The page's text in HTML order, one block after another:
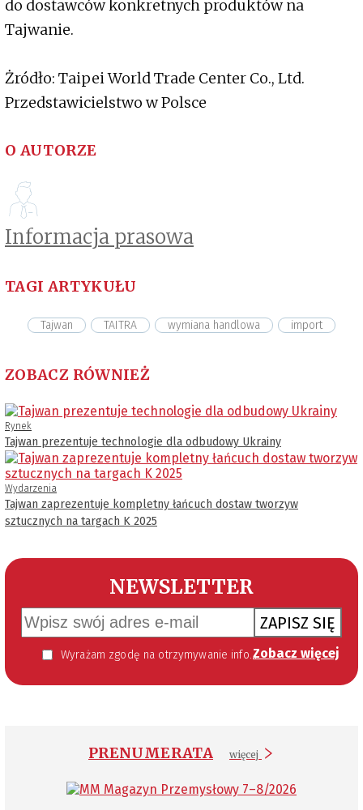
do dostawców konkretnych produktów na
Tajwanie.
Żródło: Taipei World Trade Center Co., Ltd.
Przedstawicielstwo w Polsce
O AUTORZE
Informacja prasowa
TAGI ARTYKUŁU
Tajwan TAITRA wymiana handlowa import
ZOBACZ RÓWNIEŻ
Rynek
Tajwan prezentuje technologie dla odbudowy Ukrainy
Wydarzenia
Tajwan zaprezentuje kompletny łańcuch dostaw tworzyw
sztucznych na targach K 2025
NEWSLETTER
ZAPISZ SIĘ
Wyrażam zgodę na otrzymywanie informacji handlowej kierowanej do mnie za pomocą środków komunikacji elektronicznej w szczególności poczty elektronicznej zgodnie z przepisem art. 10 ust 2 ustawy z dnia 18 lipca 2002 roku o świadczeniu usług drogą elektroniczną (Dz. U. 144 z 2002 r. poz. 1204). Zgoda jest dobrowolna, jednak jej wyrażenie jest konieczne, aby otrzymywać newsletter. Zobacz więcej
PRENUMERATA więcej